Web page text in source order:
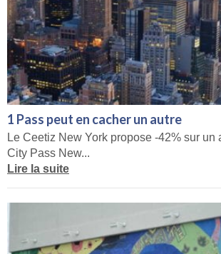
1 Pass peut en cacher un autre
Le Ceetiz New York propose -42% sur un
City Pass New...
Lire la suite